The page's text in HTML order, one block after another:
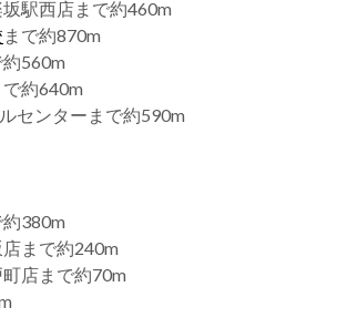
駅西店まで約460m
まで約870m
560m
で約640m
センターまで約590m
380m
まで約240m
店まで約70m